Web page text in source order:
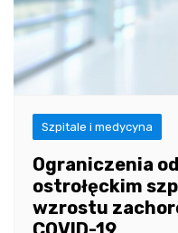
Szpitale i medycyna
Ograniczenia
ostrołęckim
wzrostu